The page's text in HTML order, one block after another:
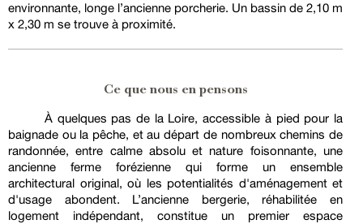
environnante, longe l’ancienne porcherie. Un bassin de 2,10 m
x 2,30 m se trouve à proximité.
Ce que nous en pensons
À quelques pas de la Loire, accessible à pied pour la
baignade ou la pêche, et au départ de nombreux chemins de
randonnée, entre calme absolu et nature foisonnante, une
ancienne ferme forézienne qui forme un ensemble
architectural original, où les potentialités d'aménagement et
d'usage abondent. L’ancienne bergerie, réhabilitée en
logement indépendant, constitue un premier espace